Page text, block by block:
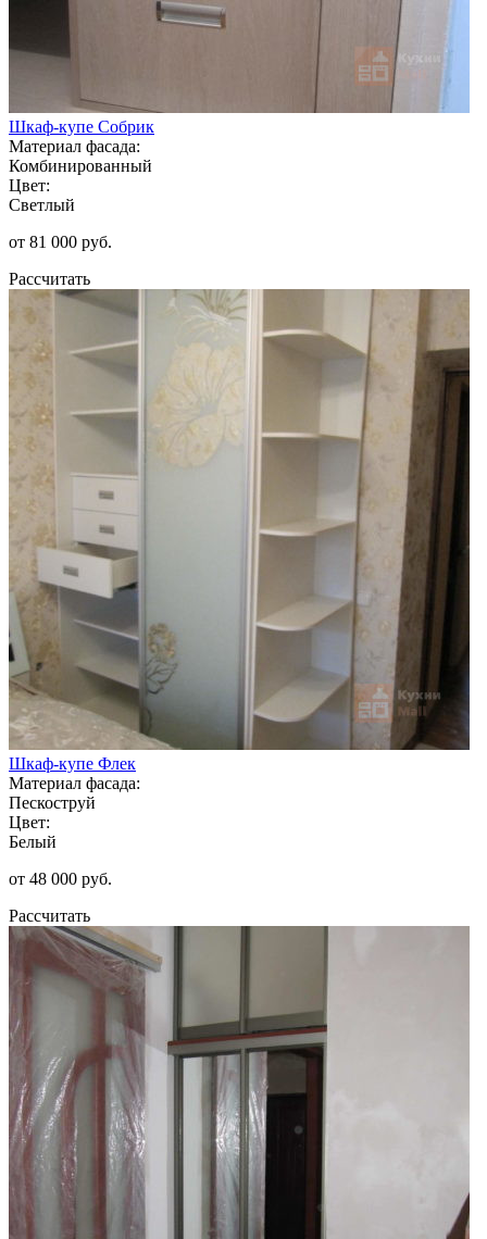
Шкаф-купе Собрик
Материал фасада:
Комбинированный
Цвет:
Светлый
от 81 000 руб.
Рассчитать
Шкаф-купе Флек
Материал фасада:
Пескоструй
Цвет:
Белый
от 48 000 руб.
Рассчитать